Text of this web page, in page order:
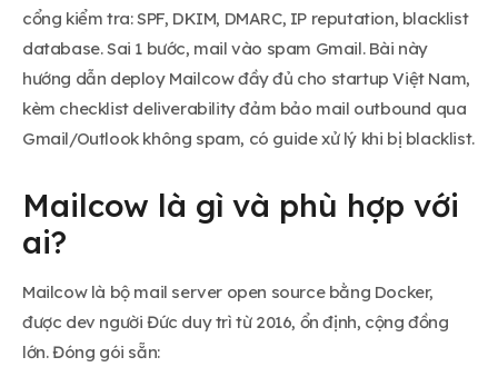
cổng kiểm tra: SPF, DKIM, DMARC, IP reputation, blacklist
database. Sai 1 bước, mail vào spam Gmail. Bài này
hướng dẫn deploy Mailcow đầy đủ cho startup Việt Nam,
kèm checklist deliverability đảm bảo mail outbound qua
Gmail/Outlook không spam, có guide xử lý khi bị blacklist.
Mailcow là gì và phù hợp với
ai?
Mailcow là bộ mail server open source bằng Docker,
được dev người Đức duy trì từ 2016, ổn định, cộng đồng
lớn. Đóng gói sẵn: